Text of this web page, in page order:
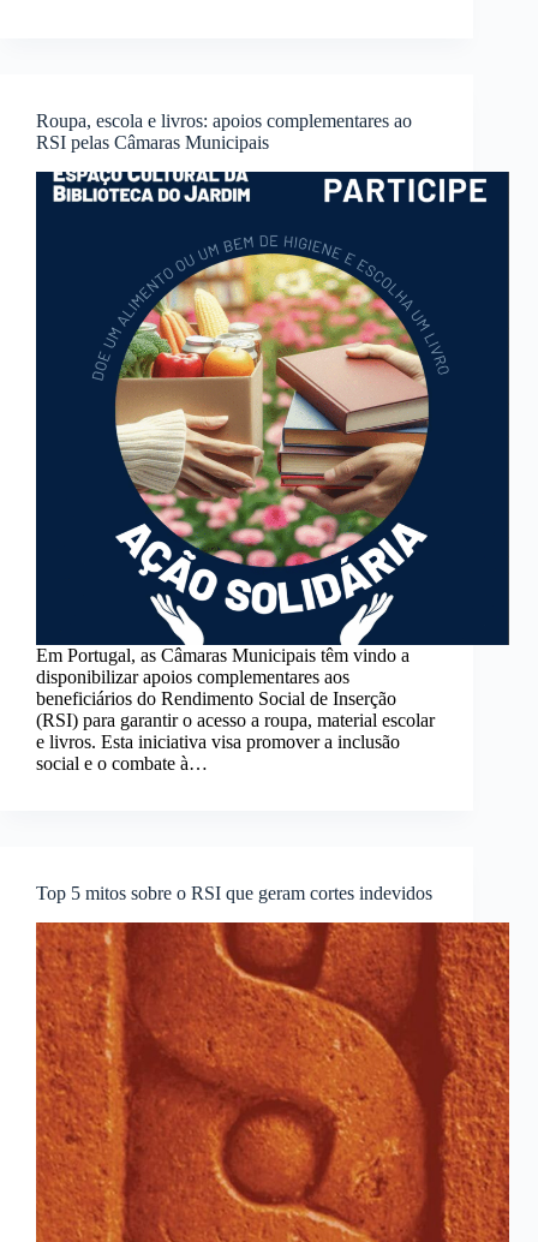
Roupa, escola e livros: apoios complementares ao
RSI pelas Câmaras Municipais
Em Portugal, as Câmaras Municipais têm vindo a
disponibilizar apoios complementares aos
beneficiários do Rendimento Social de Inserção
(RSI) para garantir o acesso a roupa, material escolar
e livros. Esta iniciativa visa promover a inclusão
social e o combate à…
Top 5 mitos sobre o RSI que geram cortes indevidos